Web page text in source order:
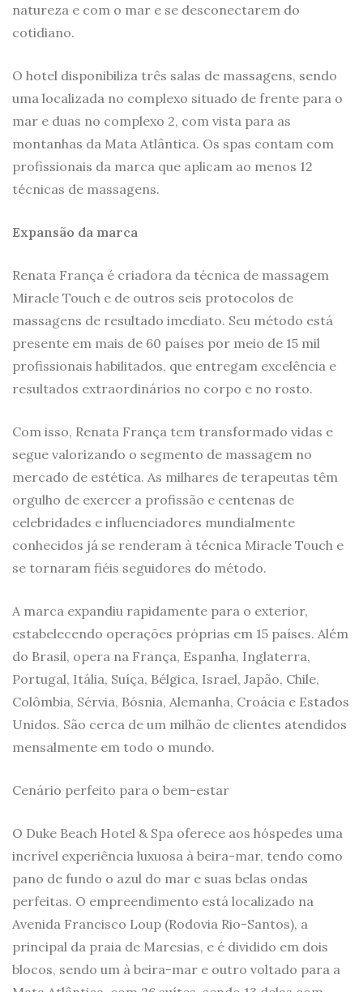
natureza e com o mar e se desconectarem do
cotidiano.
O hotel disponibiliza três salas de massagens, sendo
uma localizada no complexo situado de frente para o
mar e duas no complexo 2, com vista para as
montanhas da Mata Atlântica. Os spas contam com
profissionais da marca que aplicam ao menos 12
técnicas de massagens.
Expansão da marca
Renata França é criadora da técnica de massagem
Miracle Touch e de outros seis protocolos de
massagens de resultado imediato. Seu método está
presente em mais de 60 países por meio de 15 mil
profissionais habilitados, que entregam excelência e
resultados extraordinários no corpo e no rosto.
Com isso, Renata França tem transformado vidas e
segue valorizando o segmento de massagem no
mercado de estética. As milhares de terapeutas têm
orgulho de exercer a profissão e centenas de
celebridades e influenciadores mundialmente
conhecidos já se renderam à técnica Miracle Touch e
se tornaram fiéis seguidores do método.
A marca expandiu rapidamente para o exterior,
estabelecendo operações próprias em 15 países. Além
do Brasil, opera na França, Espanha, Inglaterra,
Portugal, Itália, Suíça, Bélgica, Israel, Japão, Chile,
Colômbia, Sérvia, Bósnia, Alemanha, Croácia e Estados
Unidos. São cerca de um milhão de clientes atendidos
mensalmente em todo o mundo.
Cenário perfeito para o bem-estar
O Duke Beach Hotel & Spa oferece aos hóspedes uma
incrível experiência luxuosa à beira-mar, tendo como
pano de fundo o azul do mar e suas belas ondas
perfeitas. O empreendimento está localizado na
Avenida Francisco Loup (Rodovia Rio-Santos), a
principal da praia de Maresias, e é dividido em dois
blocos, sendo um à beira-mar e outro voltado para a